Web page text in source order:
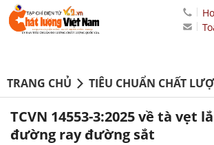
TRANG CHỦ TIÊU CHUẨN CHẤT
TCVN 14553-3:2025 về tà vẹt
đường ray đường sắt